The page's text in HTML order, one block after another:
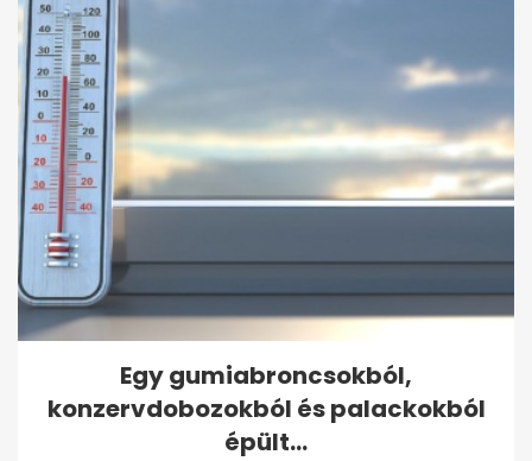
Egy gumiabroncsokból,
konzervdobozokból és palackokból
épült...